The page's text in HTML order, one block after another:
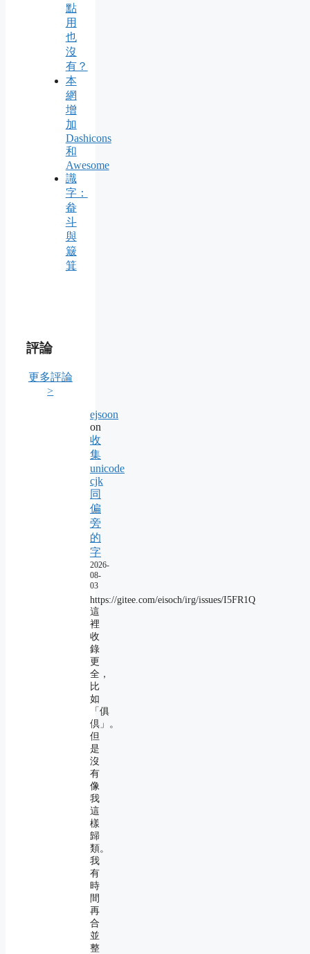
點
用
也
沒
有？
本
網
增
加
Dashicons
和
Awesome
識
字：
畚
斗
與
簸
箕
評論
更多評論
>
ejsoon
on
收
集
unicode
cjk
同
偏
旁
的
字
2026-
08-
03
https://gitee.com/eisoch/irg/issues/I5FR1Q
這
裡
收
錄
更
全，
比
如
「俱
倶」。
但
是
沒
有
像
我
這
樣
歸
類。
我
有
時
間
再
合
並
整